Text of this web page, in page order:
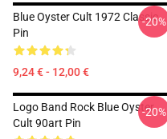
Blue Oyster Cult 1972 Classic
Pin
9,24 € - 12,00 €
-20%
Logo Band Rock Blue Oyster
Cult 90art Pin
-20%